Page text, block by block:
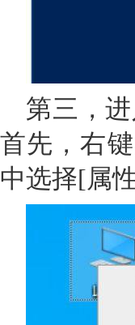
第三，
首先，右
中选择[属